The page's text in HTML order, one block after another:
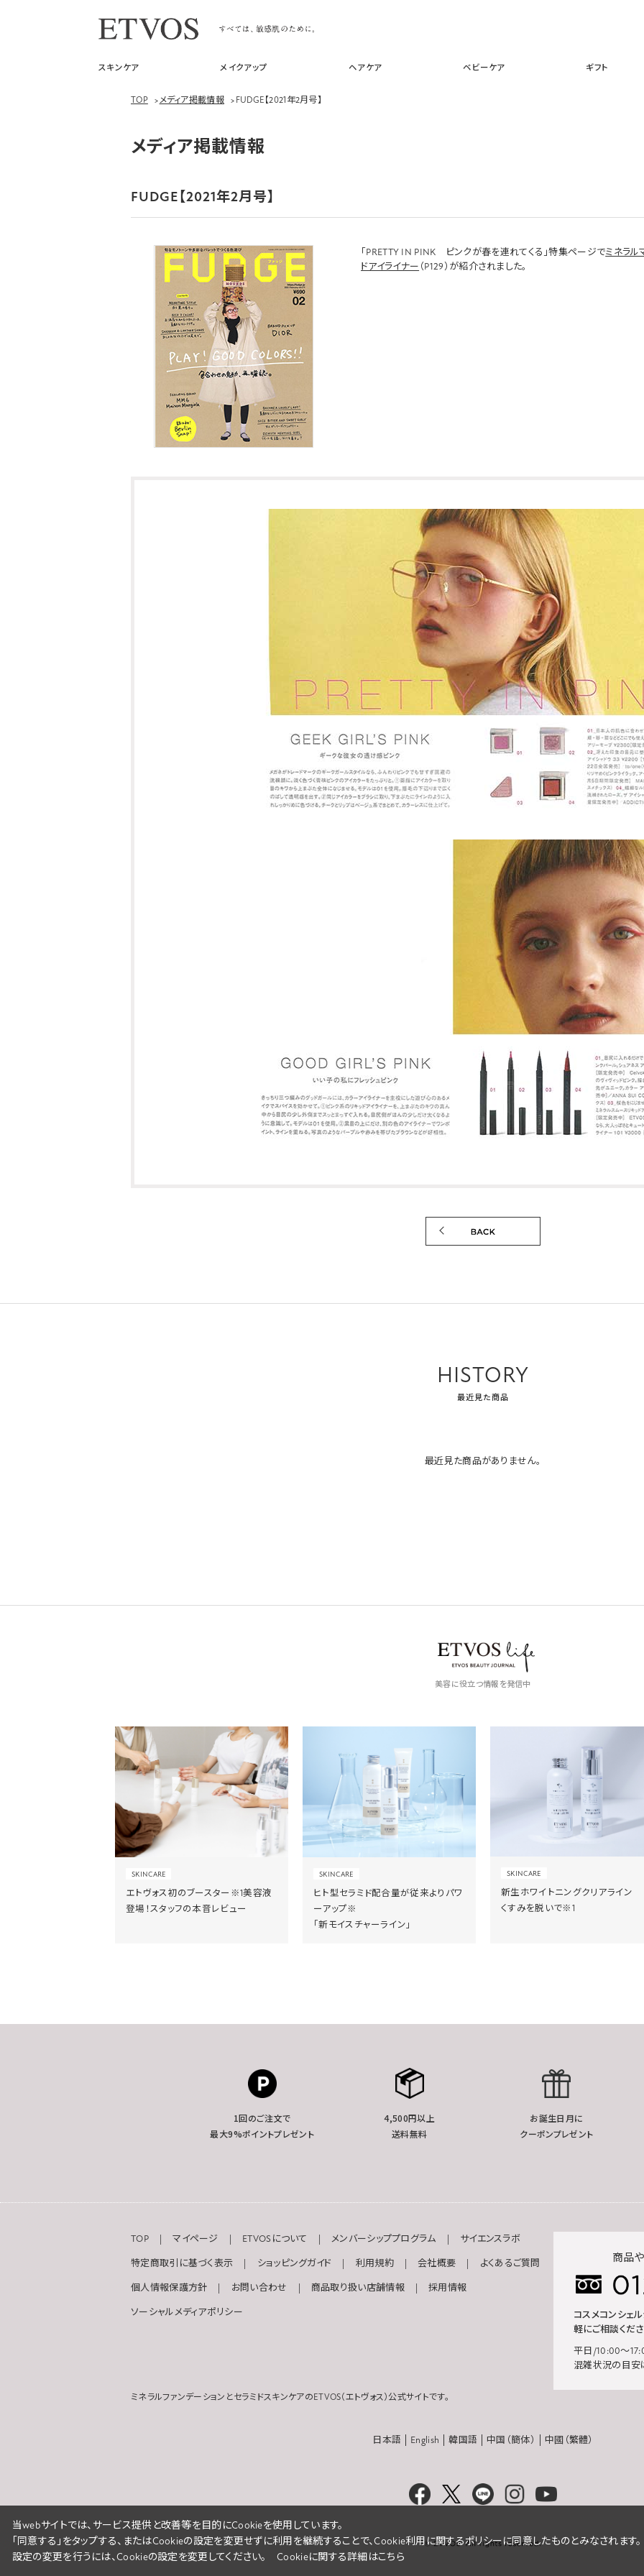
スキンケア メイクアップ ヘアケア ベビーケア ギフト
TOP >メディア掲載情報 > FUDGE【2021年2月号】
メディア掲載情報
FUDGE【2021年2月号】
「PRETTY IN PINK ピンクが春を連れてくる」特集ページでミネラル
ドアイライナー （P129）が紹介されました。
HISTORY
最近見た商品
最近見た商品がありません。
美容に役立つ情報を発信中
SKINCARE
エトヴォス初のブースター※1美容液
登場！スタッフの本音レビュー
SKINCARE
ヒト型セラミド配合量が従来よりパワ
ーアップ※
「新モイスチャーライン」
SKINCARE
新生ホワイトニングクリアライン
くすみを脱いで※1
1回のご注文で
最大9%ポイントプレゼント
4,500円以上
送料無料
お誕生日月に
クーポンプレゼント
TOP マイページ ETVOSについて メンバーシッププログラム サイエンスラボ
特定商取引に基づく表示 ショッピングガイド 利用規約 会社概要 よくあるご質問
個人情報保護方針 お問い合わせ 商品取り扱い店舗情報 採用情報
ソーシャルメディアポリシー
ミネラルファンデーションとセラミドスキンケアのETVOS（エトヴォス）公式サイトです。
商品
コスメコンシェ
軽にご相談くださ
平日/10:00～
混雑状況の目安
日本語 English 韓国語 中国（簡体） 中國（繁體）
当webサイトでは、サービス提供と改善等を目的にCookieを使用しています。
「同意する」をタップする、またはCookieの設定を変更せずに利用を継続することで、Cookie利用に関するポリシーに同意したものとみなされます。
設定の変更を行うには、Cookieの設定を変更してください。Cookieに関する詳細はこちら